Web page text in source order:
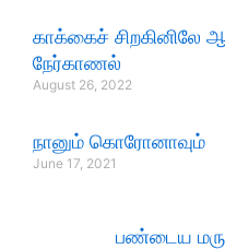
காக்கைச் சிறகினிலே
நேர்காணல்
August 26, 2022
நானும் கொரோனாவும்
June 17, 2021
பண்டைய